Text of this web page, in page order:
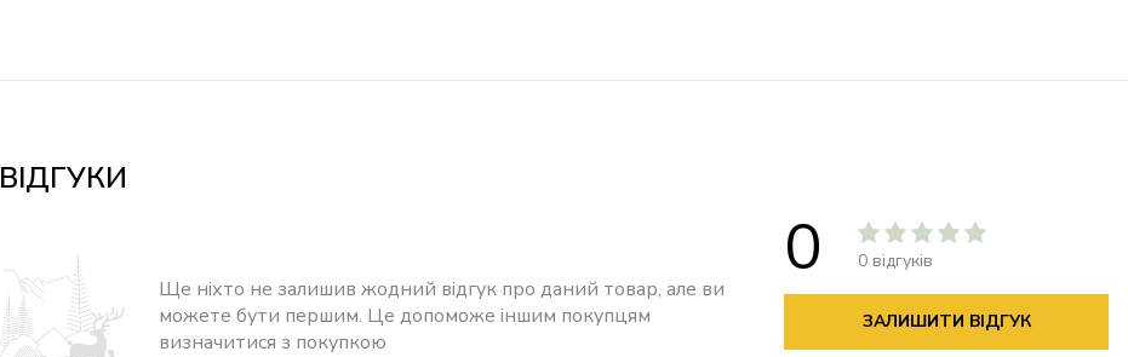
ВІДГУКИ
0 0 відгуків
ЗАЛИШИТИ ВІДГУК
Ще ніхто не залишив жодний відгук про даний товар, але ви
можете бути першим. Це допоможе іншим покупцям
визначитися з покупкою